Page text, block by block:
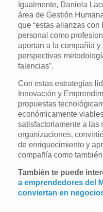
Igualmente, Daniela
área de Gestión
que “estas alianzas
personal como
aportan a la compañía
perspectivas
falencias”.
Con estas estrategias
Innovación y
propuestas
económicamente
satisfactoriamente a las
organizaciones,
de enriquecimiento y
compañía como
También te puede
a emprendedores del
conviertan en